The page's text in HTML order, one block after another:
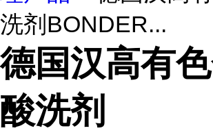
洗剂BONDER...
德国汉高有
酸洗剂